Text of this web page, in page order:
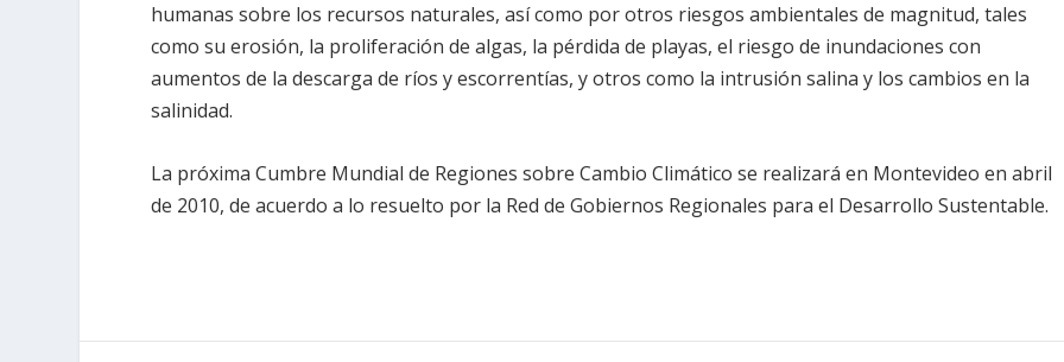
humanas sobre los recursos naturales, así como por otros riesgos ambientales de magnitud, tales
como su erosión, la proliferación de algas, la pérdida de playas, el riesgo de inundaciones con
aumentos de la descarga de ríos y escorrentías, y otros como la intrusión salina y los cambios en la
salinidad.
La próxima Cumbre Mundial de Regiones sobre Cambio Climático se realizará en Montevideo en abril
de 2010, de acuerdo a lo resuelto por la Red de Gobiernos Regionales para el Desarrollo Sustentable.